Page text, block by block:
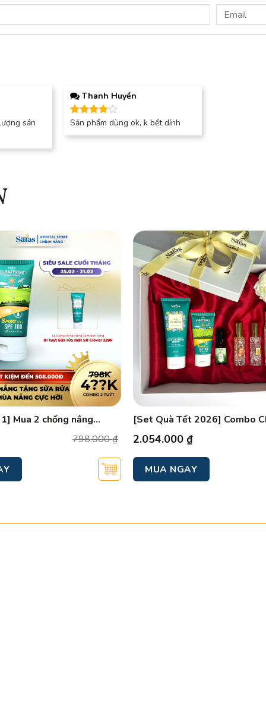
sản
Thanh Huyền
Được
Sản phẩm dùng ok, k bết dính
Mua 2 chống nắng
798.000₫
[Set Quà Tết 2026] Combo
Hương Đẳng Cấp
2.054.000 ₫
MUA NGAY